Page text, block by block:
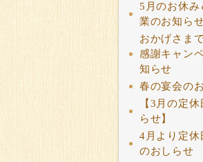
5月のお休み
業のお知ら
おかげさま
感謝キャン
知らせ
春の宴会の
【3月の定
らせ】
4月より定休
のおしらせ